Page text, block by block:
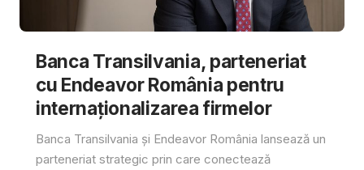
Banca Transilvania, parteneriat
cu Endeavor România pentru
internaționalizarea firmelor
Banca Transilvania și Endeavor România lansează un
parteneriat strategic prin care conectează